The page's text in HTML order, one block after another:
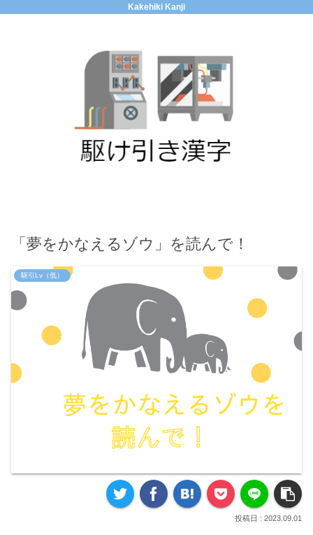
Kakehiki Kanji
「夢をかなえるゾウ」を読んで！
駆引Lv（低）
2023.09.01